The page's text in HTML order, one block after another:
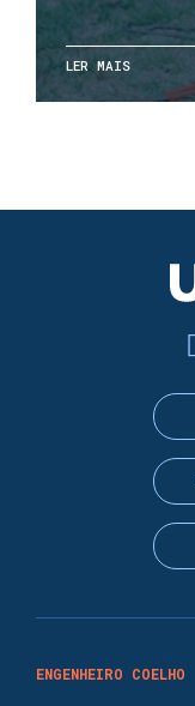
LER MAIS
ENGENHEIRO COELHO